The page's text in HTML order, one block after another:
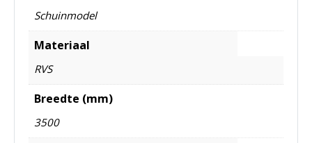
Schuinmodel
Materiaal
RVS
Breedte (mm)
3500